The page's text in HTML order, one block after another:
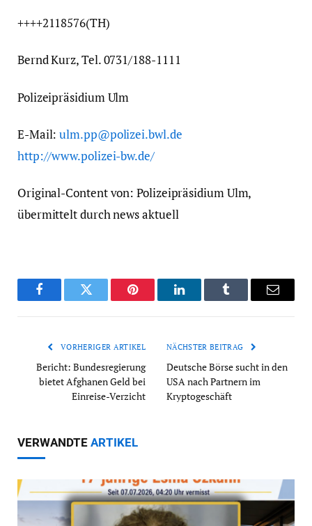
++++2118576(TH)
Bernd Kurz, Tel. 0731/188-1111
Polizeipräsidium Ulm
E-Mail:ulm.pp@polizei.bwl.de
http://www.polizei-bw.de/
Original-Content von: Polizeipräsidium Ulm,
übermittelt durch news aktuell
FacebookTwitter Pinterest LinkedInTumblr Email
VORHERIGER ARTIKEL
Bericht: Bundesregierung
bietet Afghanen Geld bei
Einreise-Verzicht
NÄCHSTER BEITRAG
Deutsche Börse sucht in den
USA nach Partnern im
Kryptogeschäft
VERWANDTE ARTIKEL